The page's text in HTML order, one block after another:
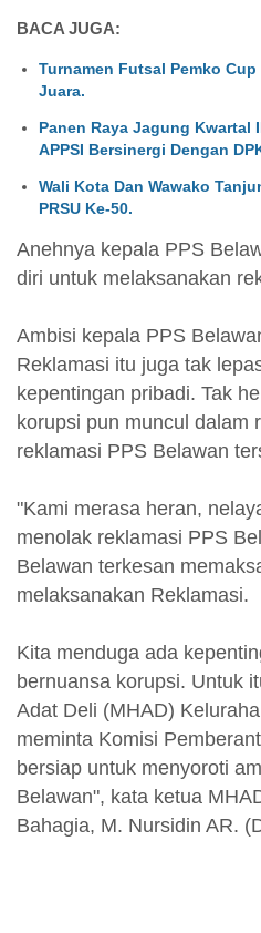
BACA JUGA:
Turnamen Futsal Pemko
Juara.
Panen Raya Jagung Kwartal
APPSI Bersinergi Dengan
Wali Kota Dan Wawako
PRSU Ke-50.
Anehnya kepala PPS
diri untuk melaksanakan
Ambisi kepala PPS
Reklamasi itu juga tak
kepentingan pribadi. Tak
korupsi pun muncul dalam
reklamasi PPS Belawan
"Kami merasa heran,
menolak reklamasi PPS
Belawan terkesan
melaksanakan Reklamasi.
Kita menduga ada
bernuansa korupsi. Untuk
Adat Deli (MHAD)
meminta Komisi
bersiap untuk menyoroti
Belawan", kata ketua
Bahagia, M. Nursidin AR.